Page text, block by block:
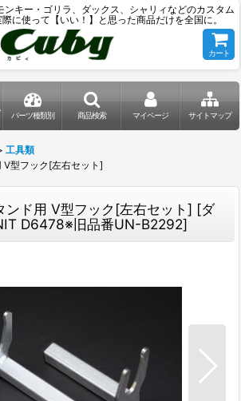
ンキー・ゴリラ、ダックス、シャリィなどのカスタム
に使って【いい！】と思った商品だけを全国に。
カート
パーツ種類別 商品検索 マイページ サイトマップ
工具類
V型フック[左右セット]
ンド用 V型フック[左右セット] [ダ
D6478※旧品番UN-B2292]